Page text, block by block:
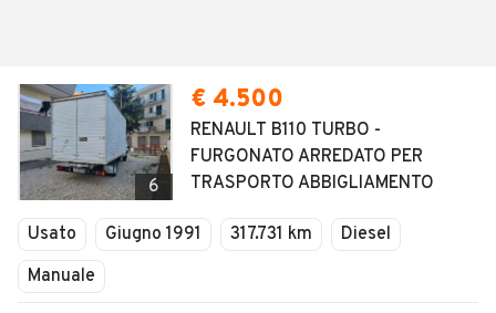
6
€ 4.500
RENAULT B110 TURBO -
FURGONATO ARREDATO PER
TRASPORTO ABBIGLIAMENTO
Usato Giugno 1991 317.731 km
Diesel
Manuale